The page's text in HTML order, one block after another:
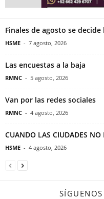
Finales de agosto se
HSME - 7 agosto, 2026
Las encuestas a la baja
RMNC - 5 agosto, 2026
Van por las redes sociales
RMNC - 4 agosto, 2026
CUANDO LAS CIUDADES NO
HSME - 4 agosto, 2026